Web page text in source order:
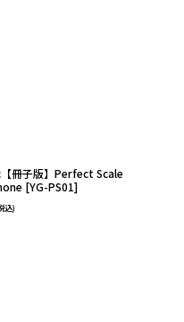
冊子版】Perfect Scale
[YG-PS01]
込)